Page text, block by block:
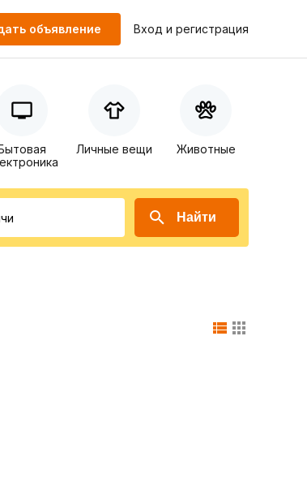
объявление Вход и регистрация
Личные вещи Животные
Найти